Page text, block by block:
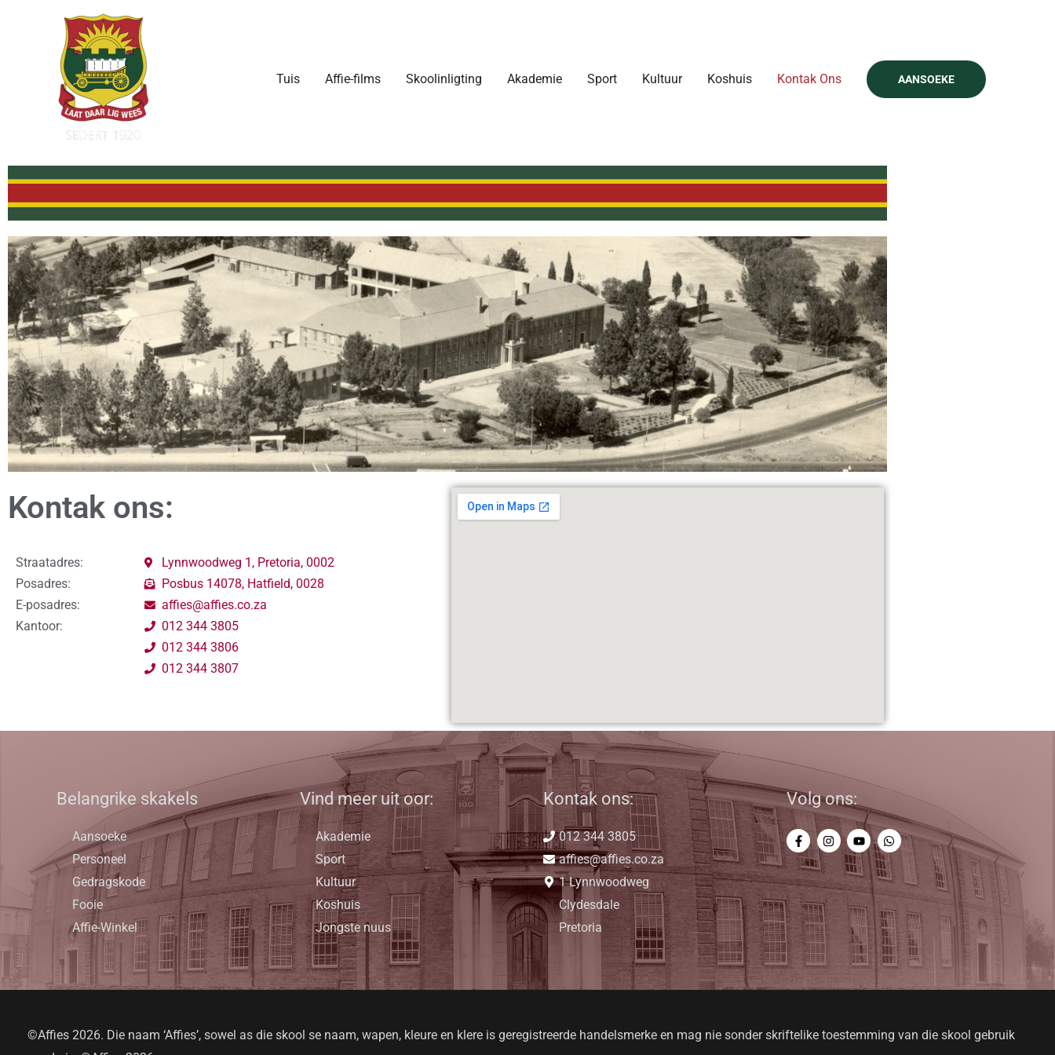
Tuis
Affie-films Skoolinligting Akademie Sport Kultuur Koshuis Kontak Ons AANSOEKE
Kontak ons:
Straatadres:
Posadres:
E-posadres:
Kantoor:
Lynnwoodweg 1, Pretoria, 0002
Posbus 14078, Hatfield, 0028
affies@affies.co.za
012 344 3805
012 344 3806
012 344 3807
Belangrike skakels
Aansoeke
Personeel
Gedragskode
Fooie
Affie-Winkel
Vind meer uit oor:
Akademie
Sport
Kultuur
Koshuis
Jongste nuus
Kontak ons:
012 344 3805
affies@affies.co.za
1 Lynnwoodweg
Clydesdale
Pretoria
Volg ons:
©Affies 2026. Die naam ‘Affies’, sowel as die skool se naam, wapen, kleure en klere is geregistreerde handelsmerke en mag nie sonder skriftelike toestemming van die skool gebruik